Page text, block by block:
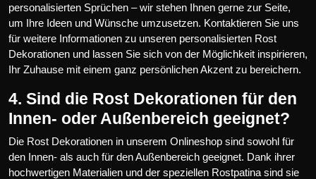
personalisierten Sprüchen – wir stehen Ihnen gerne zur Seite,
um Ihre Ideen und Wünsche umzusetzen. Kontaktieren Sie uns
für weitere Informationen zu unseren personalisierten Rost
Dekorationen und lassen Sie sich von der Möglichkeit inspirieren,
Ihr Zuhause mit einem ganz persönlichen Akzent zu bereichern.
4. Sind die Rost Dekorationen für den
Innen- oder Außenbereich geeignet?
Die Rost Dekorationen in unserem Onlineshop sind sowohl für
den Innen- als auch für den Außenbereich geeignet. Dank ihrer
hochwertigen Materialien und der speziellen Rostpatina sind sie